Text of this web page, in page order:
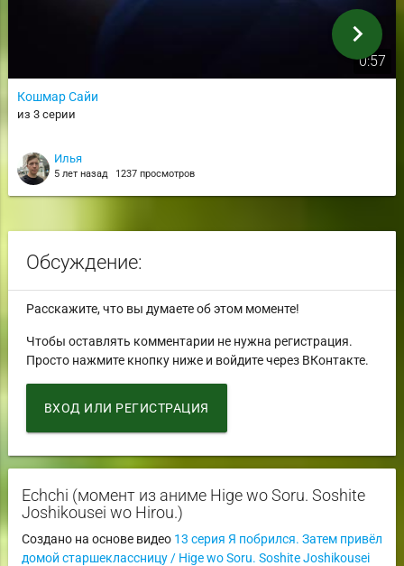
0:57
Кошмар Сайи
из 3 серии
Илья
5 лет назад 1237 просмотров
chevron_right
Обсуждение:
Расскажите, что вы думаете об этом моменте!
Чтобы оставлять комментарии не нужна регистрация.
Просто нажмите кнопку ниже и войдите через ВКонтакте.
ВХОД ИЛИ РЕГИСТРАЦИЯ
Echchi (момент из аниме Hige wo Soru. Soshite
Joshikousei wo Hirou.)
Создано на основе видео 13 серия Я побрился. Затем привёл
домой старшеклассницу / Hige wo Soru. Soshite Joshikousei